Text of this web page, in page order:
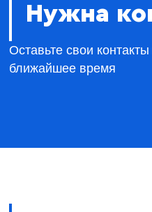
Нужна
Оставьте свои
ближайшее время